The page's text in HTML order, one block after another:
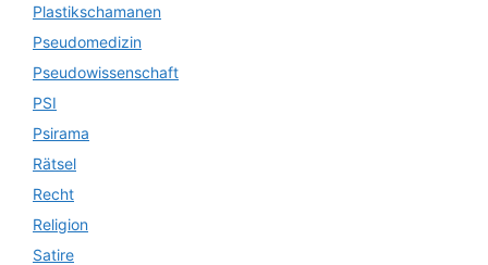
Plastikschamanen
Pseudomedizin
Pseudowissenschaft
PSI
Psirama
Rätsel
Recht
Religion
Satire